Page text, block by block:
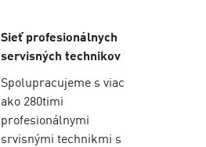
Sieť profesionálnych
servisných technikov
Spolupracujeme s viac
ako 280timi
profesionálnymi
srvisnými technikmi s